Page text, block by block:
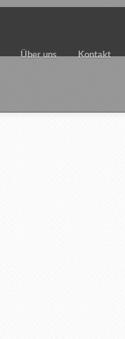
Über uns Kontakt